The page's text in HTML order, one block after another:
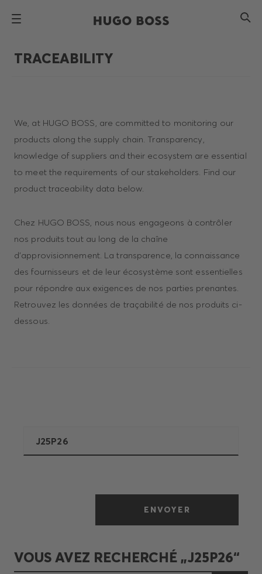
TRACEABILITY
We, at HUGO BOSS, are committed to monitoring our
products along the supply chain. Transparency,
knowledge of suppliers and their ecosystem are essential
to meet the requirements of our stakeholders. Find our
product traceability data below.
Chez HUGO BOSS, nous nous engageons à contrôler
nos produits tout au long de la chaîne
d'approvisionnement. La transparence, la connaissance
des fournisseurs et de leur écosystème sont essentielles
pour répondre aux exigences de nos parties prenantes.
Retrouvez les données de traçabilité de nos produits ci-
dessous.
ENVOYER
VOUS AVEZ RECHERCHÉ „J25P26“